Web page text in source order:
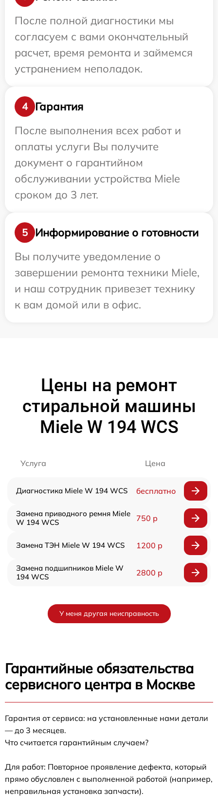
После полной диагностики мы
согласуем с вами окончательный
расчет, время ремонта и займемся
устранением неполадок.
4
Гарантия
После выполнения всех работ и
оплаты услуги Вы получите
документ о гарантийном
обслуживании устройства Miele
сроком до 3 лет.
5
Информирование о готовности
Вы получите уведомление о
завершении ремонта техники Miele,
и наш сотрудник привезет технику
к вам домой или в офис.
Цены на ремонт
стиральной машины
Miele W 194 WCS
Услуга Цена
Диагностика Miele W 194 WCS бесплатно
Замена приводного ремня Miele
W 194 WCS
750 р
Замена ТЭН Miele W 194 WCS 1200 р
Замена подшипников Miele W
194 WCS
2800 р
У меня другая неисправность
Гарантийные обязательства
сервисного центра в Москве
Гарантия от сервиса: на установленные нами детали
— до 3 месяцев.
Что считается гарантийным случаем?
Для работ: Повторное проявление дефекта, который
прямо обусловлен с выполненной работой (например,
неправильная установка запчасти).